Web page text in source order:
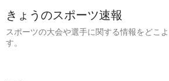
きょうのスポーツ速報
スポーツの大会や選手に関する情報をどこ
す。